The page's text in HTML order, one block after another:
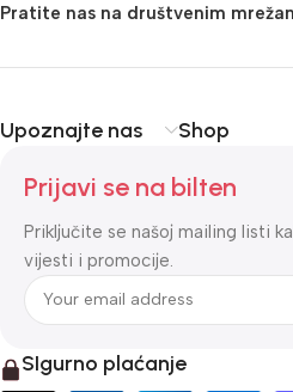
Pratite nas na društvenim
Upoznajte nas Shop
Prijavi se na bilten
Priključite se našoj mailing listi
vijesti i promocije.
SIgurno plaćanje